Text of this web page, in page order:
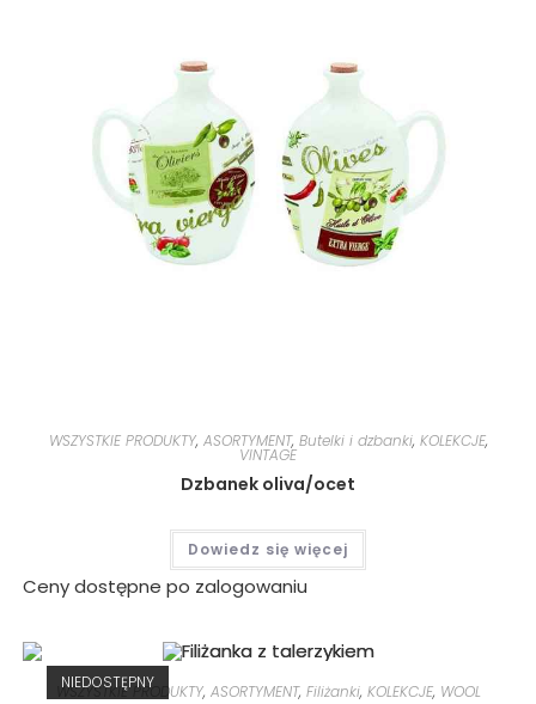
WSZYSTKIE PRODUKTY, ASORTYMENT, Butelki i dzbanki, KOLEKCJE,
VINTAGE
Dzbanek oliva/ocet
Dowiedz się więcej
Ceny dostępne po zalogowaniu
NIEDOSTĘPNY
WSZYSTKIE PRODUKTY, ASORTYMENT, Filiżanki, KOLEKCJE, WOOL